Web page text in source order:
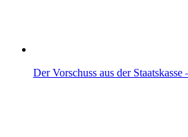
Der Vorschuss aus der